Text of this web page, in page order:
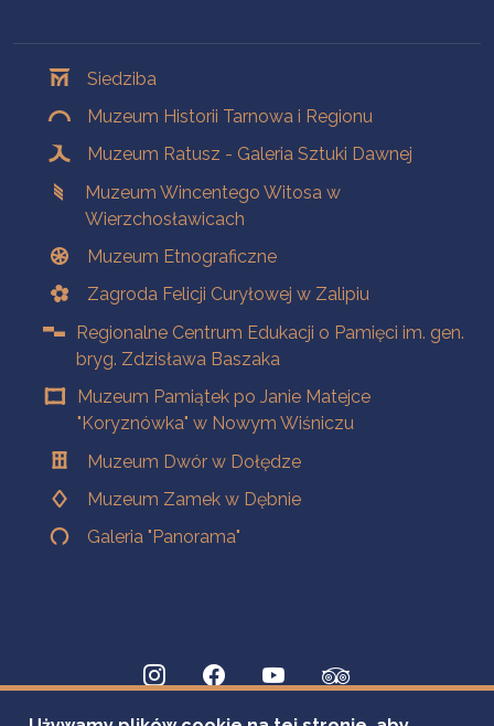
Siedziba
Muzeum Historii Tarnowa i Regionu
Muzeum Ratusz - Galeria Sztuki Dawnej
Muzeum Wincentego Witosa w
Wierzchosławicach
Muzeum Etnograficzne
Zagroda Felicji Curyłowej w Zalipiu
Regionalne Centrum Edukacji o Pamięci im. gen.
bryg. Zdzisława Baszaka
Muzeum Pamiątek po Janie Matejce
"Koryznówka" w Nowym Wiśniczu
Muzeum Dwór w Dołędze
Muzeum Zamek w Dębnie
Galeria "Panorama"